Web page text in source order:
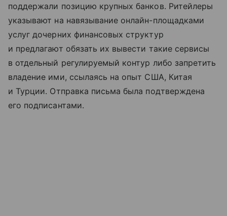
поддержали позицию крупных банков. Ритейлеры
указывают на навязывание онлайн-площадками
услуг дочерних финансовых структур
и предлагают обязать их вывести такие сервисы
в отдельный регулируемый контур либо запретить
владение ими, ссылаясь на опыт США, Китая
и Турции. Отправка письма была подтверждена
его подписантами.